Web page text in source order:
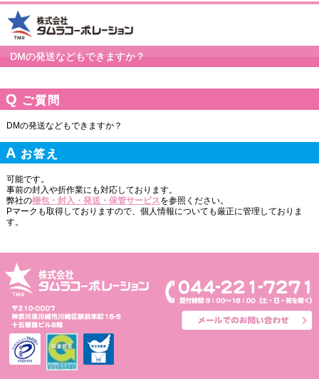
DMの発送などもできますか？
ご質問
DMの発送などもできますか？
お答え
可能です。
事前の封入や折作業にも対応しております。
弊社の梱包・封入・発送・保管サービスを参照ください。
Pマークも取得しておりますので、個人情報についても厳正に管理しておりま
す。